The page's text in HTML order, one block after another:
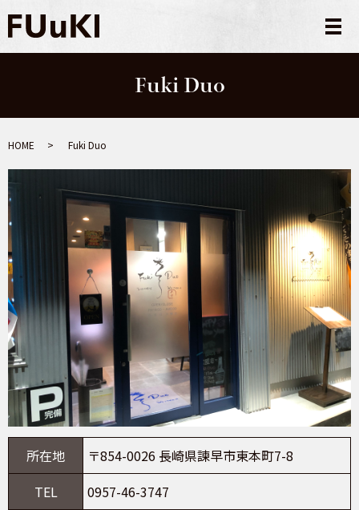
メ
Fuki Duo
HOME Fuki Duo
所在地
〒854-0026 長崎県諫早市東本町7-8
TEL
0957-46-3747